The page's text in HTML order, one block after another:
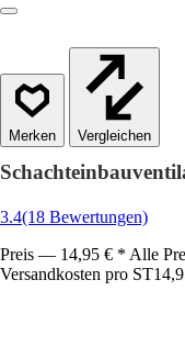
Vergleichen
3.4(18 Bewertungen)
Preis — 14,95 € * Alle
Versandkosten pro ST